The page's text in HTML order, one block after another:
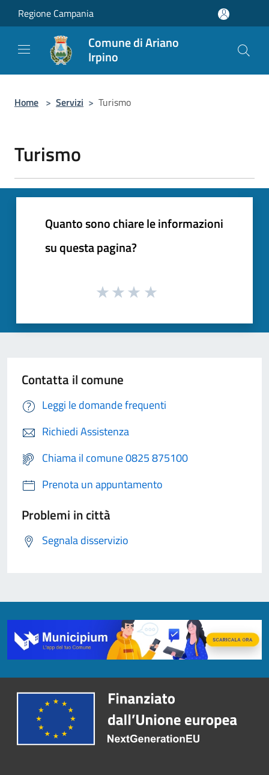
Salta al contenuto principale
Regione Campania
Comune di Ariano
Irpino
Home > Servizi > Turismo
Turismo
Quanto sono chiare le informazioni
su questa pagina?
Contatta il comune
Leggi le domande frequenti
Richiedi Assistenza
Chiama il comune 0825 875100
Prenota un appuntamento
Problemi in città
Segnala disservizio